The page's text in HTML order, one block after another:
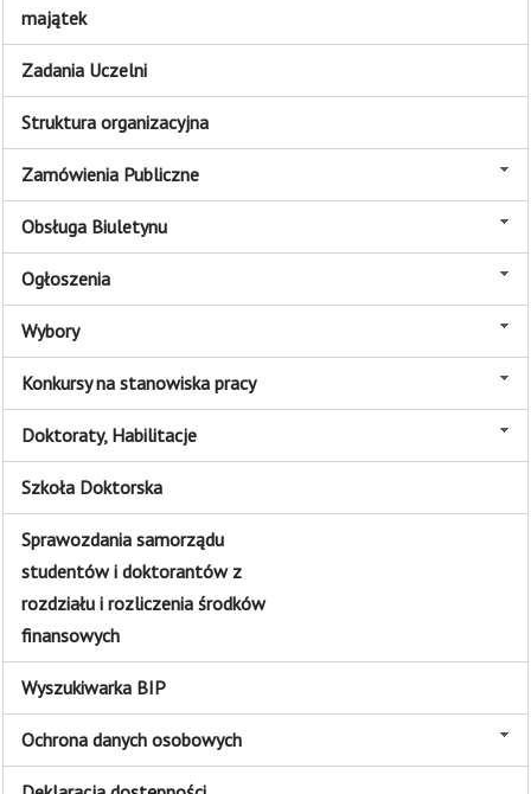
majątek
Zadania Uczelni
Struktura organizacyjna
Zamówienia Publiczne
Obsługa Biuletynu
Ogłoszenia
Wybory
Konkursy na stanowiska pracy
Doktoraty, Habilitacje
Szkoła Doktorska
Sprawozdania samorządu
studentów i doktorantów z
rozdziału i rozliczenia środków
finansowych
Wyszukiwarka BIP
Ochrona danych osobowych